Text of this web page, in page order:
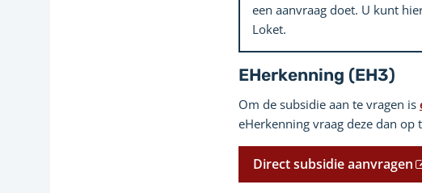
een aanvraag doet. U kunt
Loket.
EHerkenning (EH3)
Om de subsidie aan te vragen is
eHerkenning vraag deze dan op
Direct subsidie aanvragen